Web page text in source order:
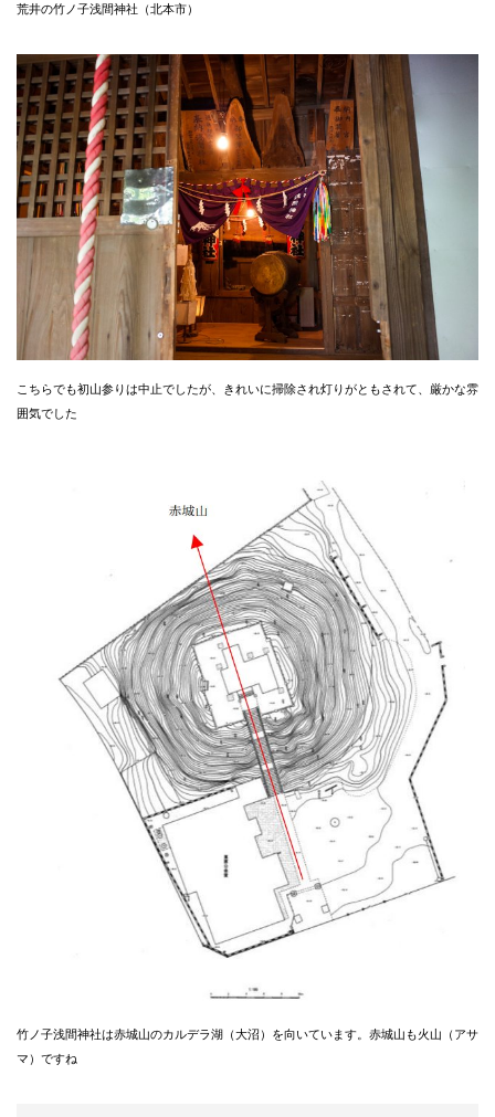
荒井の竹ノ子浅間神社（北本市）
こちらでも初山参りは中止でしたが、きれいに掃除され灯りがともされて、厳かな雰
囲気でした
竹ノ子浅間神社は赤城山のカルデラ湖（大沼）を向いています。赤城山も火山（アサ
マ）ですね